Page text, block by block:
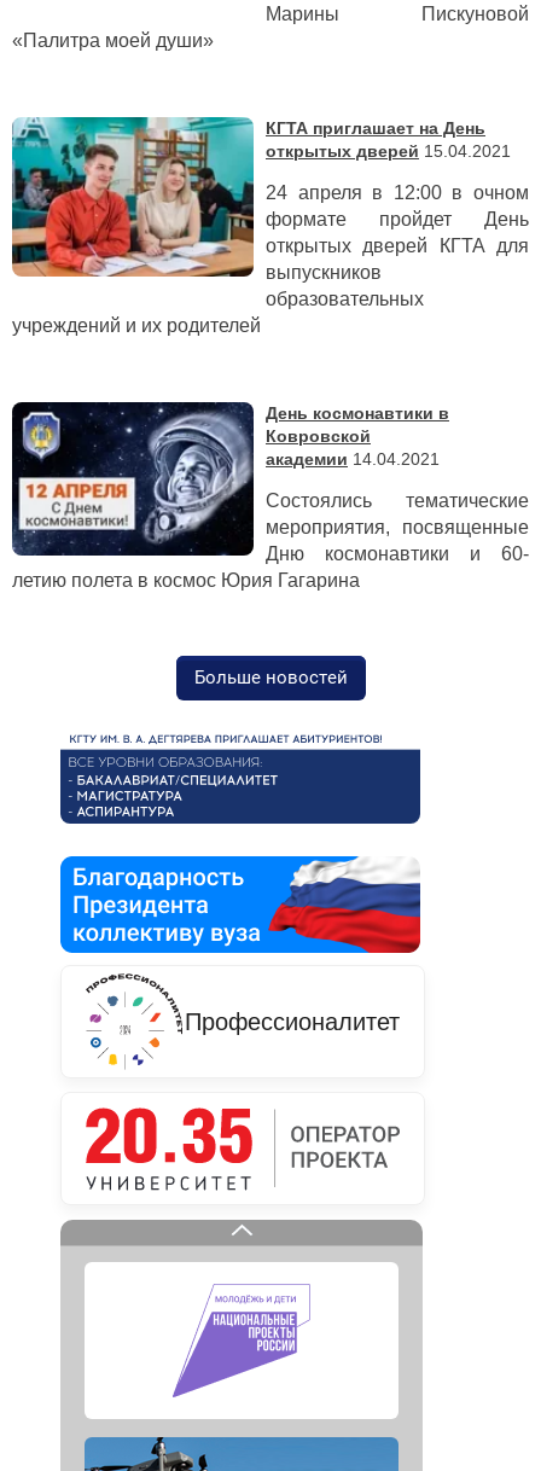
Профессионалитет
Марины Пискуновой
«Палитра моей души»
КГТА приглашает на День
открытых дверей 15.04.2021
24 апреля в 12:00 в очном
формате пройдет День
открытых дверей КГТА для
выпускников
образовательных
учреждений и их родителей
День космонавтики в
Ковровской
академии 14.04.2021
Состоялись тематические
мероприятия, посвященные
Дню космонавтики и 60-
летию полета в космос Юрия Гагарина
Больше новостей